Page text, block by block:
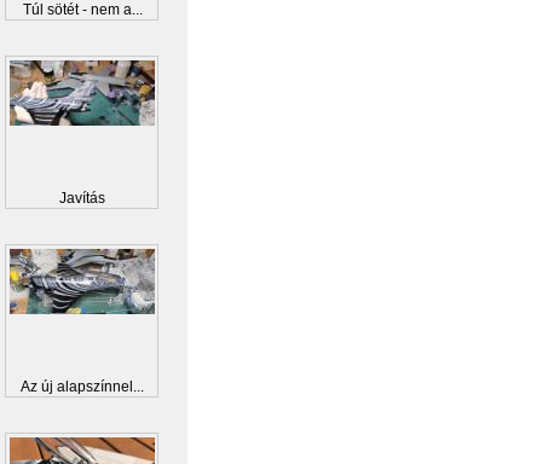
Túl sötét - nem a...
Javítás
Az új alapszínnel...